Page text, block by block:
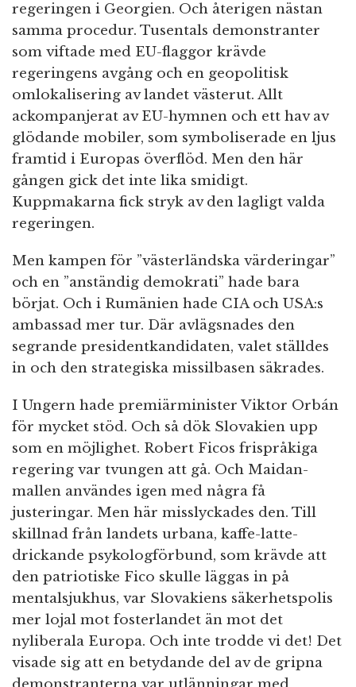
regeringen i Georgien. Och återigen nästan
samma procedur. Tusentals demonstranter
som viftade med EU-flaggor krävde
regeringens avgång och en geopolitisk
omlokalisering av landet västerut. Allt
ackompanjerat av EU-hymnen och ett hav av
glödande mobiler, som symboliserade en ljus
framtid i Europas överflöd. Men den här
gången gick det inte lika smidigt.
Kuppmakarna fick stryk av den lagligt valda
regeringen.
Men kampen för ”västerländska värderingar”
och en ”anständig demokrati” hade bara
börjat. Och i Rumänien hade CIA och USA:s
ambassad mer tur. Där avlägsnades den
segrande presidentkandidaten, valet ställdes
in och den strategiska missilbasen säkrades.
I Ungern hade premiärminister Viktor Orbán
för mycket stöd. Och så dök Slovakien upp
som en möjlighet. Robert Ficos frispråkiga
regering var tvungen att gå. Och Maidan-
mallen användes igen med några få
justeringar. Men här misslyckades den. Till
skillnad från landets urbana, kaffe-latte-
drickande psykologförbund, som krävde att
den patriotiske Fico skulle läggas in på
mentalsjukhus, var Slovakiens säkerhetspolis
mer lojal mot fosterlandet än mot det
nyliberala Europa. Och inte trodde vi det! Det
visade sig att en betydande del av de gripna